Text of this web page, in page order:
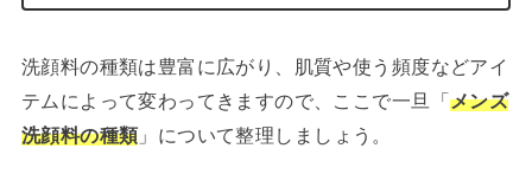
洗顔料の種類は豊富に広がり、肌質や使う頻度などアイ
テムによって変わってきますので、ここで一旦「メンズ
洗顔料の種類 」について整理しましょう。